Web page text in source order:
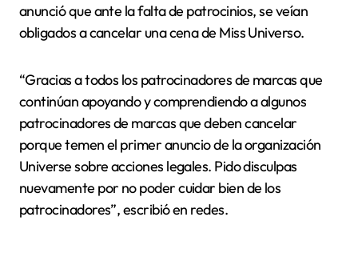
anunció que ante la falta de patrocinios, se veían
obligados a cancelar una cena de Miss Universo.
“Gracias a todos los patrocinadores de marcas que
continúan apoyando y comprendiendo a algunos
patrocinadores de marcas que deben cancelar
porque temen el primer anuncio de la organización
Universe sobre acciones legales. Pido disculpas
nuevamente por no poder cuidar bien de los
patrocinadores”, escribió en redes.